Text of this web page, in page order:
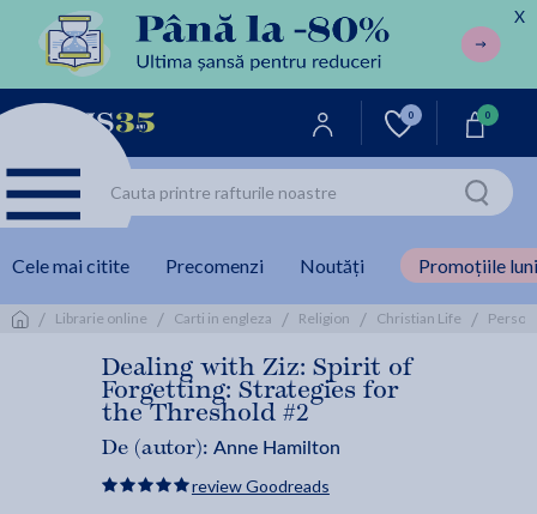
X
0 0
Cele mai citite Precomenzi Noutăți Promoțiile
/ Librarie online / Carti in engleza / Religion / Christian Life /
Dealing with Ziz: Spirit of
Forgetting: Strategies for
the Threshold #2
De (autor): Anne Hamilton
review Goodreads